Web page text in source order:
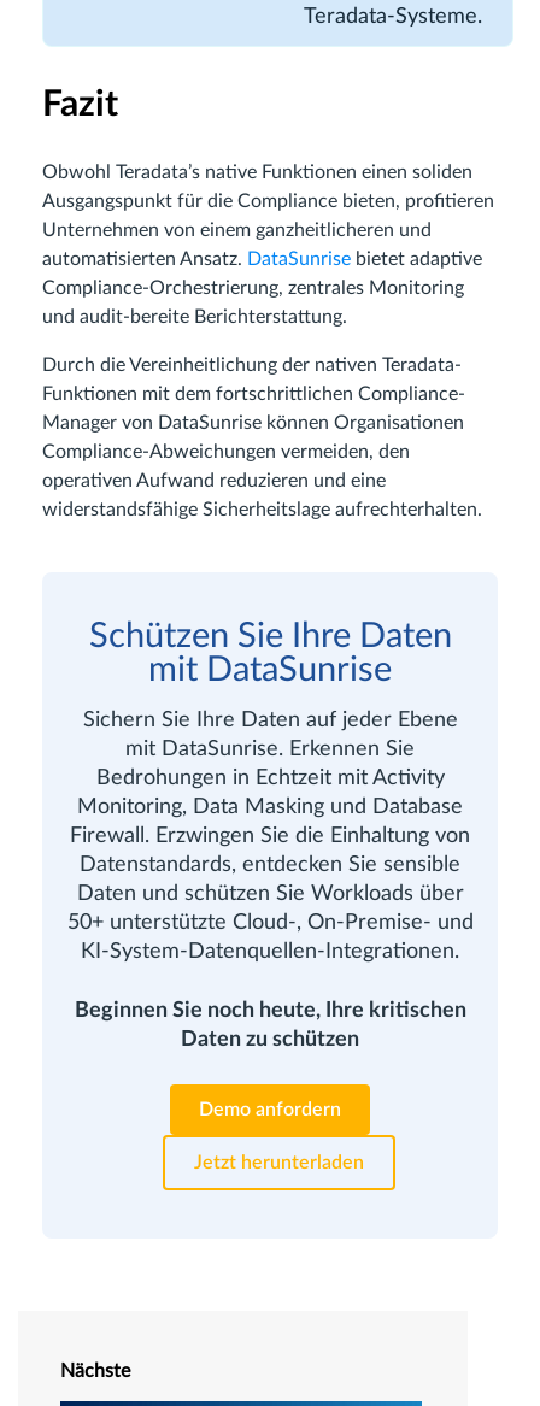
Teradata-Systeme.
Fazit
Obwohl Teradata’s native Funktionen einen soliden
Ausgangspunkt für die Compliance bieten, profitieren
Unternehmen von einem ganzheitlicheren und
automatisierten Ansatz. DataSunrise bietet adaptive
Compliance-Orchestrierung, zentrales Monitoring
und audit-bereite Berichterstattung.
Durch die Vereinheitlichung der nativen Teradata-
Funktionen mit dem fortschrittlichen Compliance-
Manager von DataSunrise können Organisationen
Compliance-Abweichungen vermeiden, den
operativen Aufwand reduzieren und eine
widerstandsfähige Sicherheitslage aufrechterhalten.
Schützen Sie Ihre Daten
mit DataSunrise
Sichern Sie Ihre Daten auf jeder Ebene
mit DataSunrise. Erkennen Sie
Bedrohungen in Echtzeit mit Activity
Monitoring, Data Masking und Database
Firewall. Erzwingen Sie die Einhaltung von
Datenstandards, entdecken Sie sensible
Daten und schützen Sie Workloads über
50+ unterstützte Cloud-, On-Premise- und
KI-System-Datenquellen-Integrationen.
Beginnen Sie noch heute, Ihre kritischen
Daten zu schützen
Demo anfordern
Jetzt herunterladen
Nächste